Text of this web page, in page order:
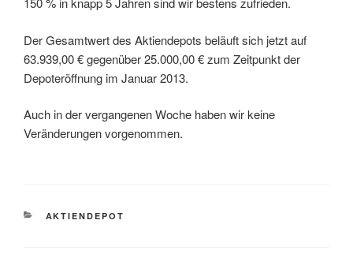
Der Gesamtwert des Aktiendepots beläuft sich jetzt auf
63.939,00 € gegenüber 25.000,00 € zum Zeitpunkt der
Depoteröffnung im Januar 2013.
Auch in der vergangenen Woche haben wir keine
Veränderungen vorgenommen.
KATEGORIEN
AKTIENDEPOT